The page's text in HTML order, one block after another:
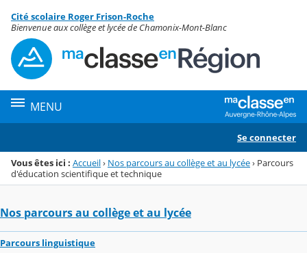
Menu de la rubrique
Contenu
Cité scolaire Roger Frison-Roche
Bienvenue aux collège et lycée de Chamonix-Mont-Blanc
MENU
Se connecter
Vous êtes ici : Accueil› Nos parcours au collège et au lycée› Parcours
d'éducation scientifique et technique
Nos parcours au collège et au lycée
Parcours linguistique